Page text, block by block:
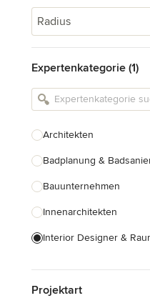
Radius
Expertenkategorie (1)
Architekten
Badplanung &
Bauunternehmen
Innenarchitekten
Interior Designer &
Landschaftsarchitekten
Projektart